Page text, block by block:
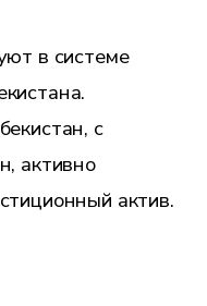
в системе
с
активно
актив.